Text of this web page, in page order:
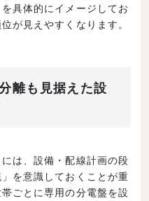
具体的にイメージしてお
が見えやすくなります。
離も見据えた設
は、設備・配線計画の段
を意識しておくことが重
ごとに専用の分電盤を設